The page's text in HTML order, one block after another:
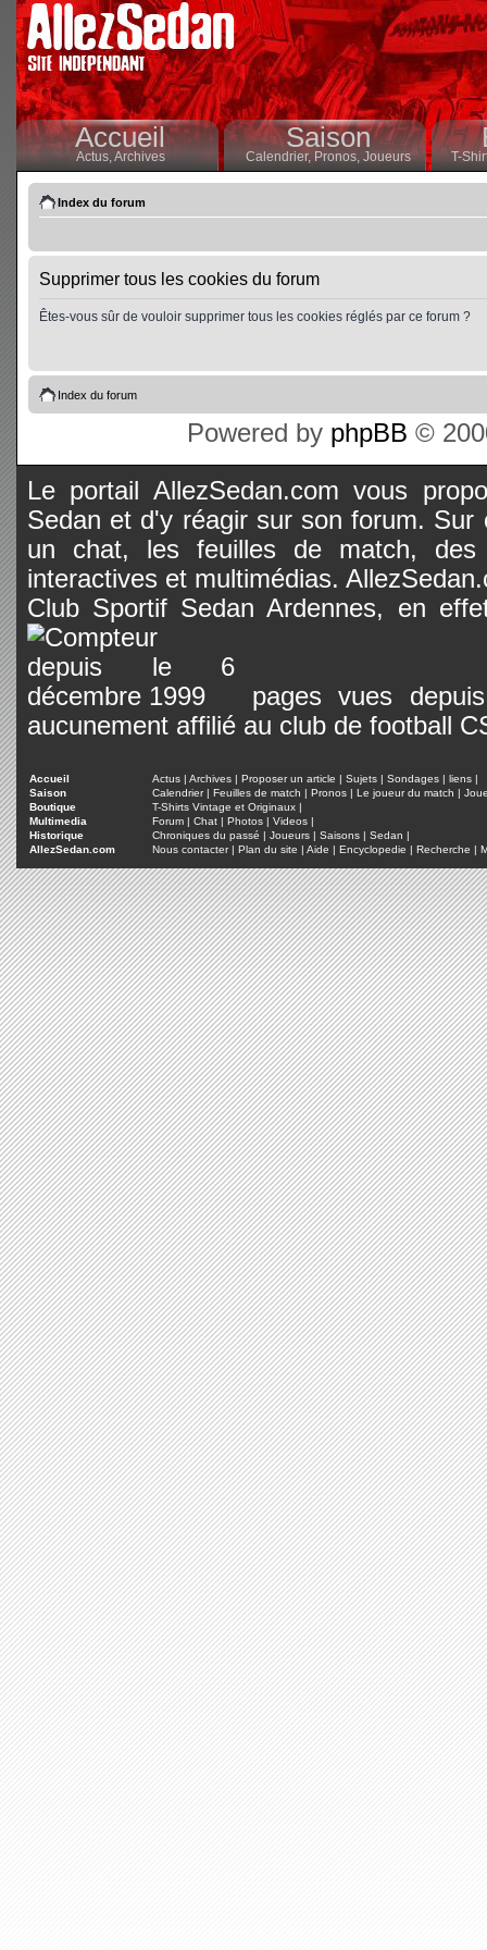
Accueil
Actus,Archives
Saison
Calendrier,Pronos, Joueurs T-
Index du forum
Supprimer tous les cookies du forum
Êtes-vous sûr de vouloir supprimer tous les cookies réglés par ce forum ?
Index du forum
Powered by phpBB ©
Le portail AllezSedan.com vous
Sedan et d'y réagir sur son forum.
un chat, les feuilles de match, des
interactives et multimédias.
Club Sportif Sedan Ardennes, en
pages vues
aucunement affilié au club de football
Accueil Actus | Archives | Proposer un article | Sujets | Sondages | liens |
Saison
Calendrier| Feuilles de match | Pronos | Le joueur du match |
Boutique
T-Shirts Vintage et Originaux |
Multimedia
Forum | Chat | Photos | Videos |
Historique
Chroniques du passé | Joueurs | Saisons | Sedan |
AllezSedan.com
Nous contacter| Plan du site | Aide | Encyclopedie | Recherche |